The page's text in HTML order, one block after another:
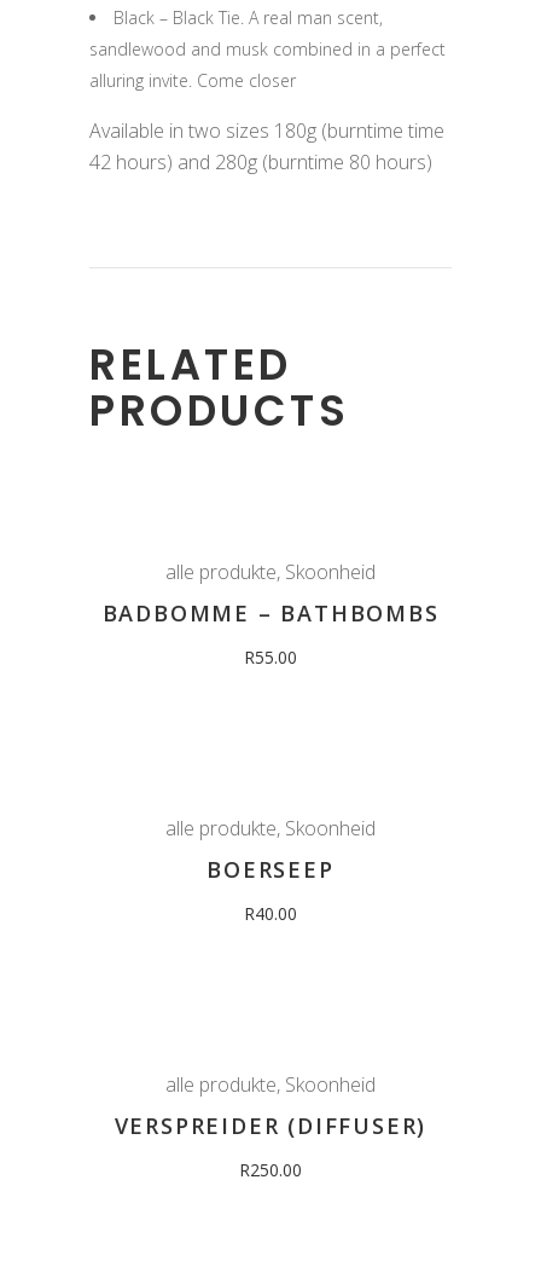
Black – Black Tie. A real man scent,
sandlewood and musk combined in a perfect
alluring invite. Come closer
Available in two sizes 180g (burntime time
42 hours) and 280g (burntime 80 hours)
RELATED
PRODUCTS
alle produkte, Skoonheid
BADBOMME – BATHBOMBS
R55.00
alle produkte, Skoonheid
BOERSEEP
R40.00
alle produkte, Skoonheid
VERSPREIDER (DIFFUSER)
R250.00